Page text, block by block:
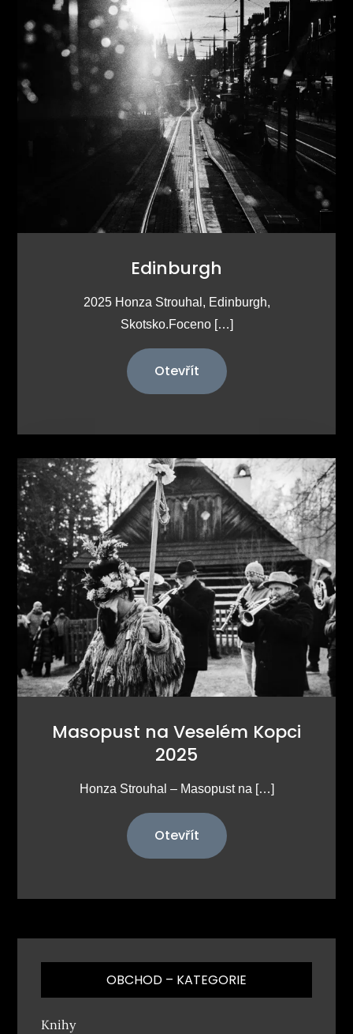
Edinburgh
2025 Honza Strouhal, Edinburgh,
Skotsko.Foceno […]
Otevřít
Masopust na Veselém Kopci
2025
Honza Strouhal – Masopust na […]
Otevřít
OBCHOD – KATEGORIE
Knihy